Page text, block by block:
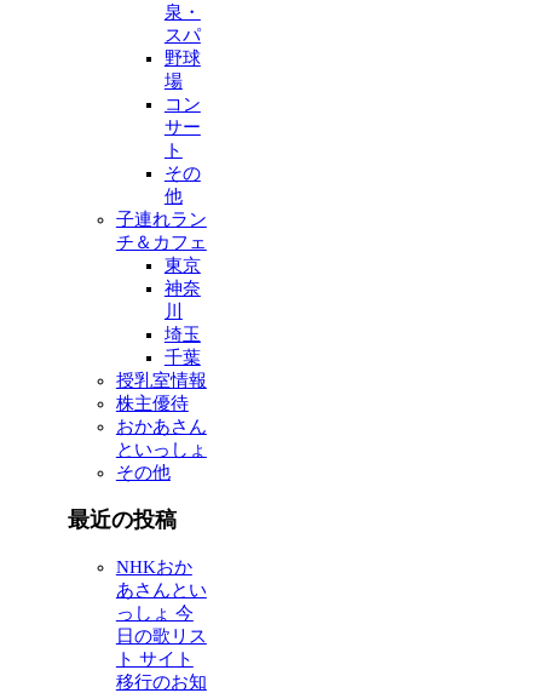
泉・
スパ
野球
場
コン
サー
ト
その
他
子連れラン
チ＆カフェ
東京
神奈
川
埼玉
千葉
授乳室情報
株主優待
おかあさん
といっしょ
その他
最近の投稿
NHKおか
あさんとい
っしょ 今
日の歌リス
ト サイト
移行のお知